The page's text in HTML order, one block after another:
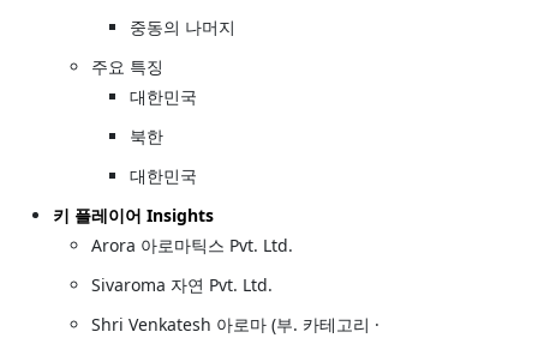
중동의 나머지
주요 특징
대한민국
북한
대한민국
키 플레이어 Insights
Arora 아로마틱스 Pvt. Ltd.
Sivaroma 자연 Pvt. Ltd.
Shri Venkatesh 아로마 (부. 카테고리 ·